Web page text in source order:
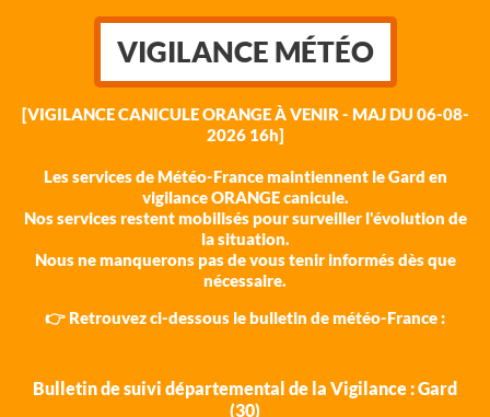
VIGILANCE MÉTÉO
[VIGILANCE CANICULE ORANGE À VENIR - MAJ DU 06-08-
2026 16h]
Les services de Météo-France maintiennent le Gard en
vigilance ORANGE canicule.
Nos services restent mobilisés pour surveiller l'évolution de
la situation.
Nous ne manquerons pas de vous tenir informés dès que
nécessaire.
👉 Retrouvez ci-dessous le bulletin de météo-France :
Bulletin de suivi départemental de la Vigilance : Gard
(30)